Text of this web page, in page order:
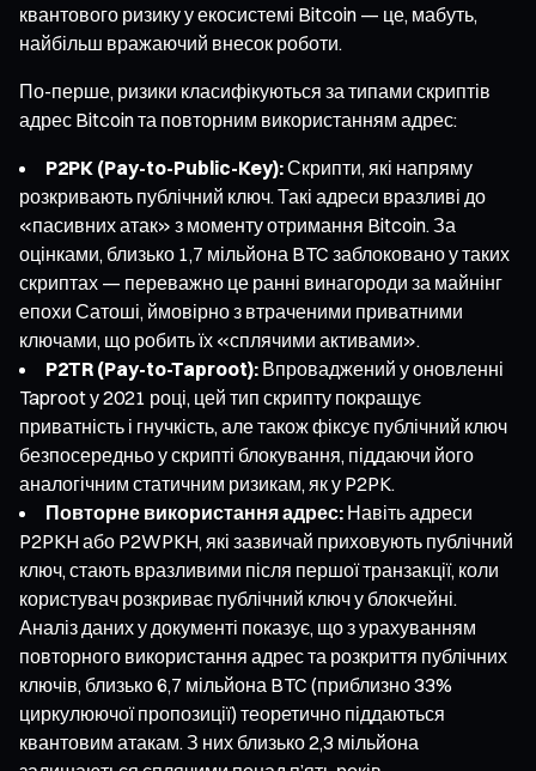
квантового ризику у екосистемі Bitcoin — це, мабуть,
найбільш вражаючий внесок роботи.
По-перше, ризики класифікуються за типами скриптів
адрес Bitcoin та повторним використанням адрес:
P2PK (Pay-to-Public-Key):Скрипти, які напряму
розкривають публічний ключ. Такі адреси вразливі до
«пасивних атак» з моменту отримання Bitcoin. За
оцінками, близько 1,7 мільйона BTC заблоковано у таких
скриптах — переважно це ранні винагороди за майнінг
епохи Сатоші, ймовірно з втраченими приватними
ключами, що робить їх «сплячими активами».
P2TR (Pay-to-Taproot): Впроваджений у оновленні
Taproot у 2021 році, цей тип скрипту покращує
приватність і гнучкість, але також фіксує публічний ключ
безпосередньо у скрипті блокування, піддаючи його
аналогічним статичним ризикам, як у P2PK.
Повторне використання адрес: Навіть адреси
P2PKH або P2WPKH, які зазвичай приховують публічний
ключ, стають вразливими після першої транзакції, коли
користувач розкриває публічний ключ у блокчейні.
Аналіз даних у документі показує, що з урахуванням
повторного використання адрес та розкриття публічних
ключів, близько 6,7 мільйона BTC (приблизно 33%
циркулюючої пропозиції) теоретично піддаються
квантовим атакам. З них близько 2,3 мільйона